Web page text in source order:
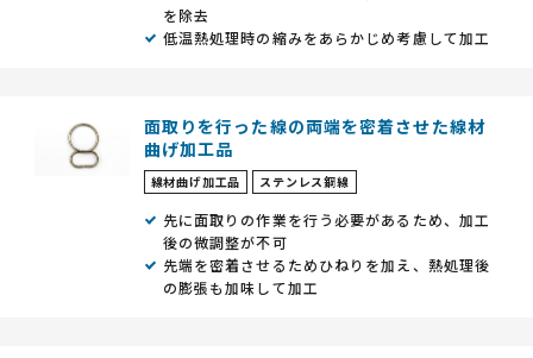
を除去
低温熱処理時の縮みをあらかじめ考慮して加工
面取りを行った線の両端を密着させた線材
曲げ加工品
線材曲げ加工品 ステンレス鋼線
先に面取りの作業を行う必要があるため、加工
後の微調整が不可
先端を密着させるためひねりを加え、熱処理後
の膨張も加味して加工